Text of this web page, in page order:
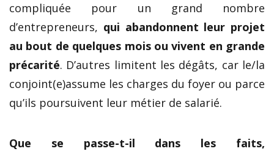
compliquée pour un grand nombre
d’entrepreneurs, qui abandonnent leur projet
au bout de quelques mois ou vivent en grande
précarité. D’autres limitent les dégâts, car le/la
conjoint(e)assume les charges du foyer ou parce
qu’ils poursuivent leur métier de salarié.
Que se passe-t-il dans les faits,